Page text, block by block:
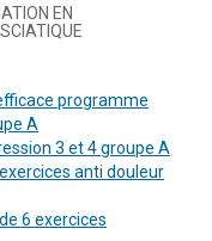
EN
programme
A
3 et 4 groupe A
anti douleur
6 exercices